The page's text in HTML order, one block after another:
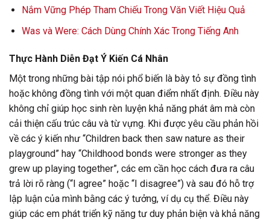
Nắm Vững Phép Tham Chiếu Trong Văn Viết Hiệu Quả
Was và Were: Cách Dùng Chính Xác Trong Tiếng Anh
Thực Hành Diễn Đạt Ý Kiến Cá Nhân
Một trong những bài tập nói phổ biến là bày tỏ sự đồng tình
hoặc không đồng tình với một quan điểm nhất định. Điều này
không chỉ giúp học sinh rèn luyện khả năng phát âm mà còn
cải thiện cấu trúc câu và từ vựng. Khi được yêu cầu phản hồi
về các ý kiến như “Children back then saw nature as their
playground” hay “Childhood bonds were stronger as they
grew up playing together”, các em cần học cách đưa ra câu
trả lời rõ ràng (“I agree” hoặc “I disagree”) và sau đó hỗ trợ
lập luận của mình bằng các ý tưởng, ví dụ cụ thể. Điều này
giúp các em phát triển kỹ năng tư duy phản biện và khả năng